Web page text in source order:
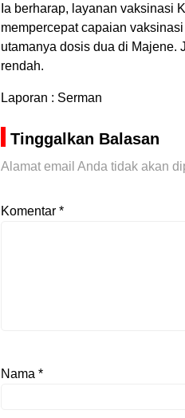
Ia berharap, layanan vaksinasi
mempercepat capaian
utamanya dosis dua di Majene.
rendah.
Laporan : Serman
Tinggalkan Balasan
Alamat email Anda tidak akan
Komentar *
Nama *